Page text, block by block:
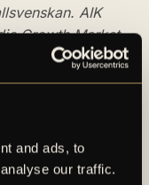
and ads, to
our traffic.
AIK
Growth Market
kring AIK
.